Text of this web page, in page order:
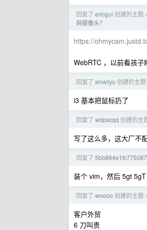
回复了 ericgui 创建的主题 ›
网摄像头？
https://
WebRTC ，以前看孩子
回复了 smallyu 创建的主题
i3 基本把鼠标扔了
回复了 wdpscqq 创建的主
写了这么多，这大厂不
回复了 5bb864e1fc775087
装个 vim，然后 5gt 5gT
回复了 woooo 创建的主题 ›
客户外贸
6 刀叫贵